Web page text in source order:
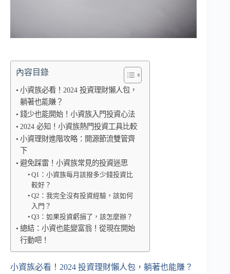
內容目錄
小資族必看！2024 投資理財懶人包，
躺著也能賺？
錢少也能開始！小資族入門投資心法
2024 必知！小資族熱門投資工具比較
小資理財進階攻略：開源節流雙管齊
下
避免踩雷！小資族常見的投資迷思
Q1：小資族每月該撥多少錢投資比
較好？
Q2：我完全沒有投資經驗，該如何
入門？
Q3：如果投資虧損了，該怎麼辦？
總結：小資也能變富翁！從現在開始
行動吧！
小資族必看！2024 投資理財懶人包，躺著也能賺？